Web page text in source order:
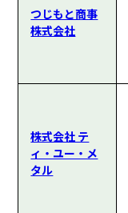
つじもと商事
株式会社
株式会社 テ
ィ・ユー・メ
タル